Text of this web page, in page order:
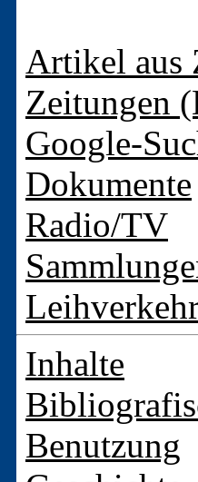
Artikel aus
Zeitungen
Google-
Dokumente
Radio/TV
Inhalte
Benutzung